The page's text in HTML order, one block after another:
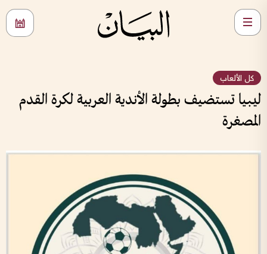
كل الألعاب
ليبيا تستضيف بطولة الأندية العربية لكرة القدم
المصغرة